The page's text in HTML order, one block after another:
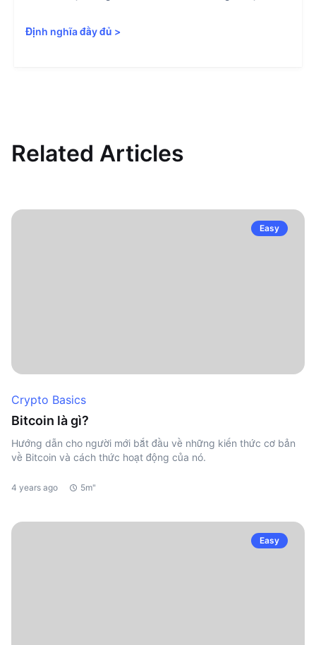
Định nghĩa đầy đủ >
Related Articles
Easy
Crypto Basics
Bitcoin là gì?
Hướng dẫn cho người mới bắt đầu về những kiến thức cơ bản
về Bitcoin và cách thức hoạt động của nó.
4 years ago 5m"
Easy